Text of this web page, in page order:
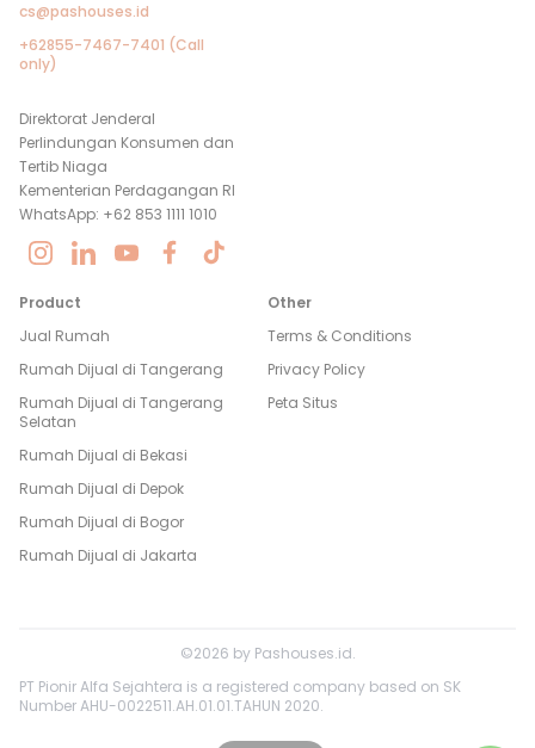
cs@pashouses.id
+62855-7467-7401 (Call
only)
Direktorat Jenderal
Perlindungan Konsumen dan
Tertib Niaga
Kementerian Perdagangan RI
WhatsApp: +62 853 1111 1010
Product
Jual Rumah
Rumah Dijual di Tangerang
Rumah Dijual di Tangerang
Selatan
Rumah Dijual di Bekasi
Rumah Dijual di Depok
Rumah Dijual di Bogor
Rumah Dijual di Jakarta
Other
Terms & Conditions
Privacy Policy
Peta Situs
©2026 by Pashouses.id.
PT Pionir Alfa Sejahtera is a registered company based on SK
Number AHU-0022511.AH.01.01.TAHUN 2020.